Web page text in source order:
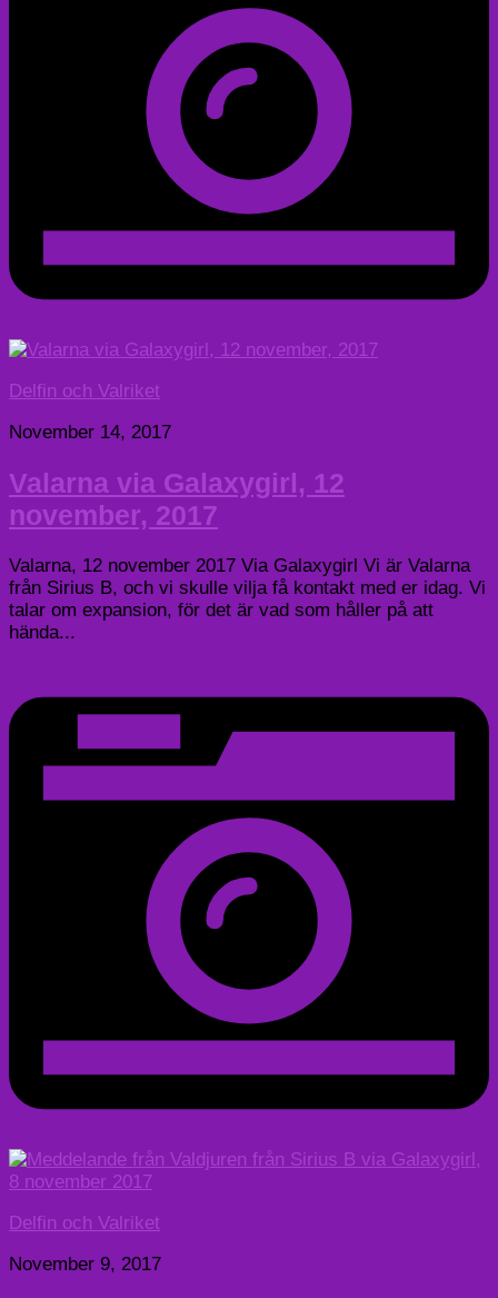
Delfin och Valriket
November 14, 2017
Valarna via Galaxygirl, 12
november, 2017
Valarna, 12 november 2017 Via Galaxygirl Vi är Valarna
från Sirius B, och vi skulle vilja få kontakt med er idag. Vi
talar om expansion, för det är vad som håller på att
hända...
Delfin och Valriket
November 9, 2017